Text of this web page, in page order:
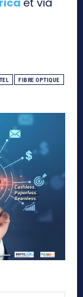
FIBRE OPTIQUE